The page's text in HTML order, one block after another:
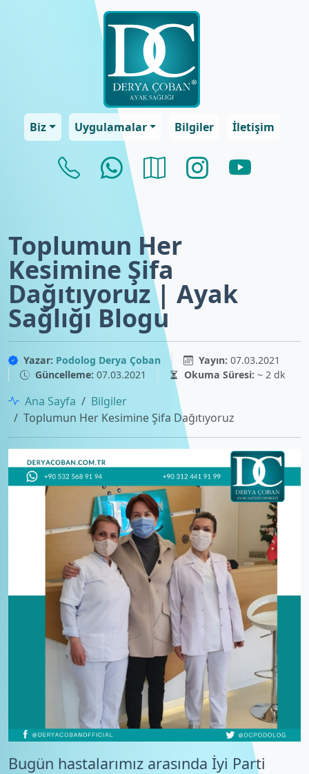
Biz Uygulamalar Bilgiler İletişim
Toplumun Her
Kesimine Şifa
Dağıtıyoruz | Ayak
Sağlığı Blogu
Yazar: Podolog Derya Çoban Yayın: 07.03.2021
Güncelleme: 07.03.2021 Okuma Süresi: ~ 2 dk
Ana Sayfa
Bilgiler
Toplumun Her Kesimine Şifa Dağıtıyoruz
Bugün hastalarımız arasında İyi Parti